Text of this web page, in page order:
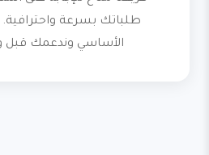
طلباتك بسرعة
الأساسي وندعمك قبل